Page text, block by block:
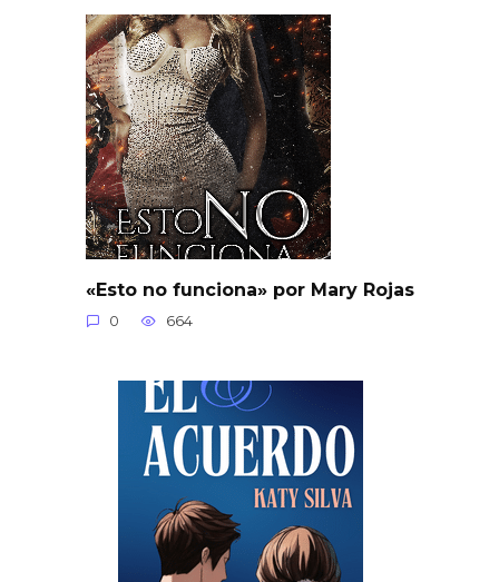
«Esto no funciona» por Mary Rojas
0 664